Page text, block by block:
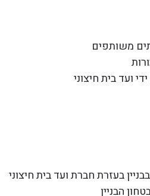
משותפים
ועד בית חיצוני
בעזרת חברת ועד בית חיצוני
הבניין